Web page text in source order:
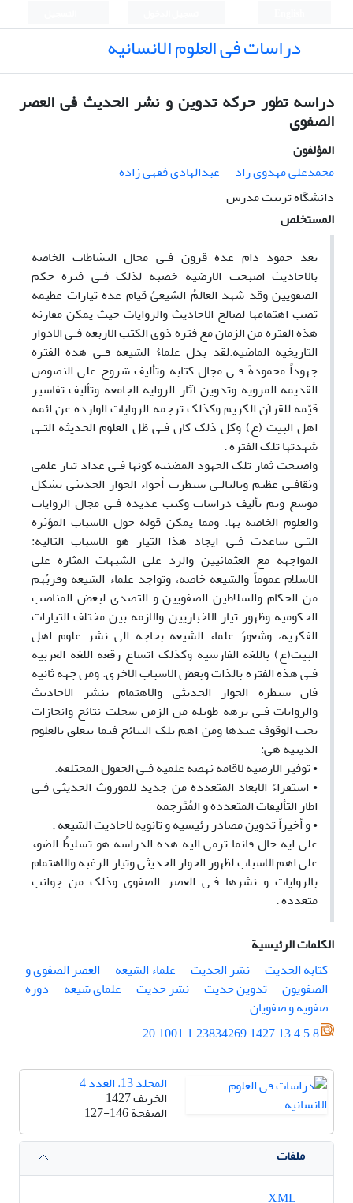
دراسات فی العلوم الانسانیه
دراسه تطور حرکه تدوین و نشر الحدیث فی العصر
الصفوی
المؤلفون
محمدعلی مهدوی راد
عبدالهادی فقهی زاده
دانشگاه تربیت مدرس
المستخلص
بعد جمود دام عده قرون فـى مجال النشاطات الخاصه
بالاحادیث اصبحت الارضیه خصبه لذلک فـى فتره حکم
الصفویین وقد شهد العالمُ الشیعىُ قیامَ عده تیارات عظیمه
تصب اهتمامها لصالح الاحادیث والروایات حیث یمکن مقارنه
هذه الفتره من الزمان مع فتره ذوى الکتب الاربعه فـى الادوار
التاریخیه الماضیه.لقد بذل علماءُ الشیعه فـى هذه الفتره
جهوداً محمودهً فـى مجال کتابه وتألیف شروح علی النصوص
القدیمه المرویه وتدوین آثار الروایه الجامعه وتألیف تفاسیر
قیّمه للقرآن الکریم وکذلک ترجمه الروایات الوارده عن ائمه
اهل البیت (ع) وکل ذلک کان فـى ظل العلوم الحدیثه التـی
شهدتها تلک الفتره .
واصبحت ثمار تلک الجهود المضنیه کونها فـى عداد تیار علمى
وثقافـى عظیم وبالتالـى سیطرت أجواء الحوار الحدیثى بشکل
موسع وتم تألیف دراسات وکتب عدیده فـى مجال الروایات
والعلوم الخاصه بها. ومما یمکن قوله حول الاسباب المؤثره
التـى ساعدت فـى ایجاد هذا التیار هو الاسباب التالیه:
المواجهه مع العثمانیین والرد علی الشبهات المثاره علی
الاسلام عموماً والشیعه خاصه، وتواجد علماء الشیعه وقربُهم
من الحکام والسلاطین الصفویین و التصدى لبعض المناصب
الحکومیه وظهور تیار الاخباریین والازمه بین مختلف التیارات
الفکریه، وشعورُ علماء الشیعه بحاجه الی نشر علوم اهل
البیت(ع) باللغه الفارسیه وکذلک اتساع رقعه اللغه العربیه
فـى هذه الفتره بالذات وبعض الاسباب الاخری. ومن جهه ثانیه
فان سیطره الحوار الحدیثى والاهتمام بنشر الاحادیث
والروایات فـى برهه طویله من الزمن سجلت نتائج وانجازات
یجب الوقوف عندها ومن اهم تلک النتائج فیما یتعلق بالعلوم
الدینیه هی:
• توفیر الارضیه لاقامه نهضه علمیه فـى الحقول المختلفه.
• استقراءُ الابعاد المتعدده من جدید للموروث الحدیثی فـی
اطار التألیفات المتعدده و المُتَرجمه
• و أخیراً تدوین مصادر رئیسیه و ثانویه لاحادیث الشیعه .
علی ایه حال فانما ترمى الیه هذه الدراسه هو تسلیطُ الضوء
علی اهم الاسباب لظهور الحوار الحدیثى وتیار الرغبه والاهتمام
بالروایات و نشرها فـى العصر الصفوی وذلک من جوانب
متعدده .
الكلمات الرئيسية
کتابه الحدیث
نشر الحدیث علماء الشیعه
العصر الصفوى و
الصفویون
تدوین حدیث نشر حدیث علمای شیعه
دوره
صفویه و صفویان
20.1001.1.23834269.1427.13.4.5.8
المجلد 13، العدد 4
الخريف 1427
الصفحة127-146
ملفات